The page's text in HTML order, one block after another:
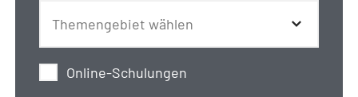
Online-Schulungen